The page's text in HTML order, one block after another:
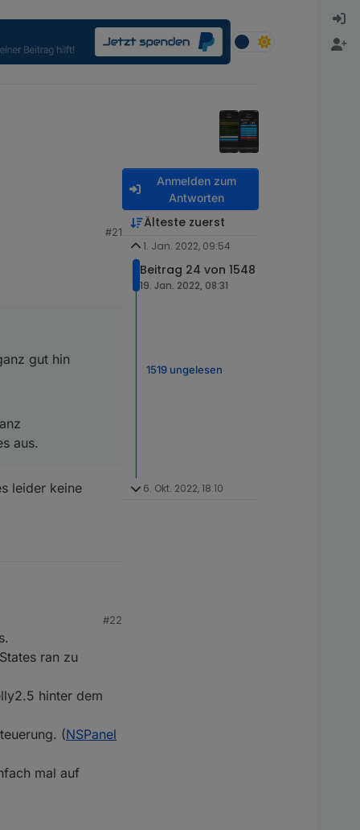
nur das Template #21
gut hin
aus.
leider keine
#22
ran zu
hinter dem
(NSPanel
mal auf
Anmelden zum
Antworten
Älteste zuerst
1. Jan. 2022, 09:54
Beitrag 24 von 1548
19. Jan. 2022, 08:31
1519 ungelesen
6. Okt. 2022, 18:10